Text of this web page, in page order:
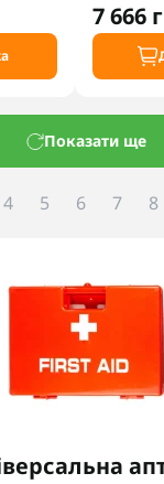
7 666
Показати ще
4 5 6 7 8